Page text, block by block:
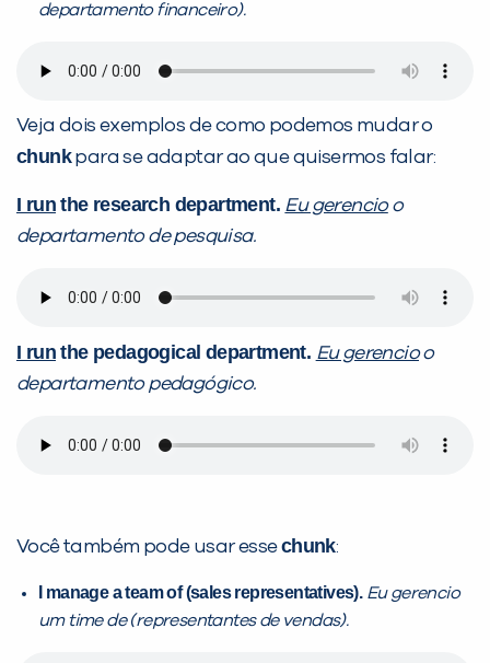
departamento financeiro).
Veja dois exemplos de como podemos mudar o
chunkpara se adaptar ao que quisermos falar:
I run the research department. Eu gerencioo
departamento de pesquisa.
I run the pedagogical department. Eu gerencioo
departamento pedagógico.
Você também pode usar essechunk:
I manage a team of (sales representatives). Eu gerencio
um time de (representantes de vendas).